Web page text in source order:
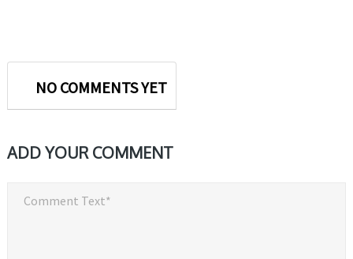
NO COMMENTS YET
ADD YOUR COMMENT